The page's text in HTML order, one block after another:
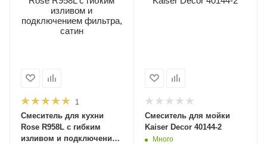
1
Смеситель для кухни
Rose R958L с гибким
изливом и подключением
Cмеситель для мойки
Kaiser Decor 40144-2
Много